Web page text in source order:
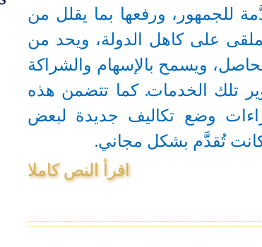
للجمهور، ورفعها بما يقلل من
على كاهل الدولة، ويحد من
ويسمح بالإسهام والشراكة
تلك الخدمات. كما تتضمن هذه
وضع تكاليف جديدة لبعض
تُقدَّم بشكل مجاني.
اقرأ النص كاملا